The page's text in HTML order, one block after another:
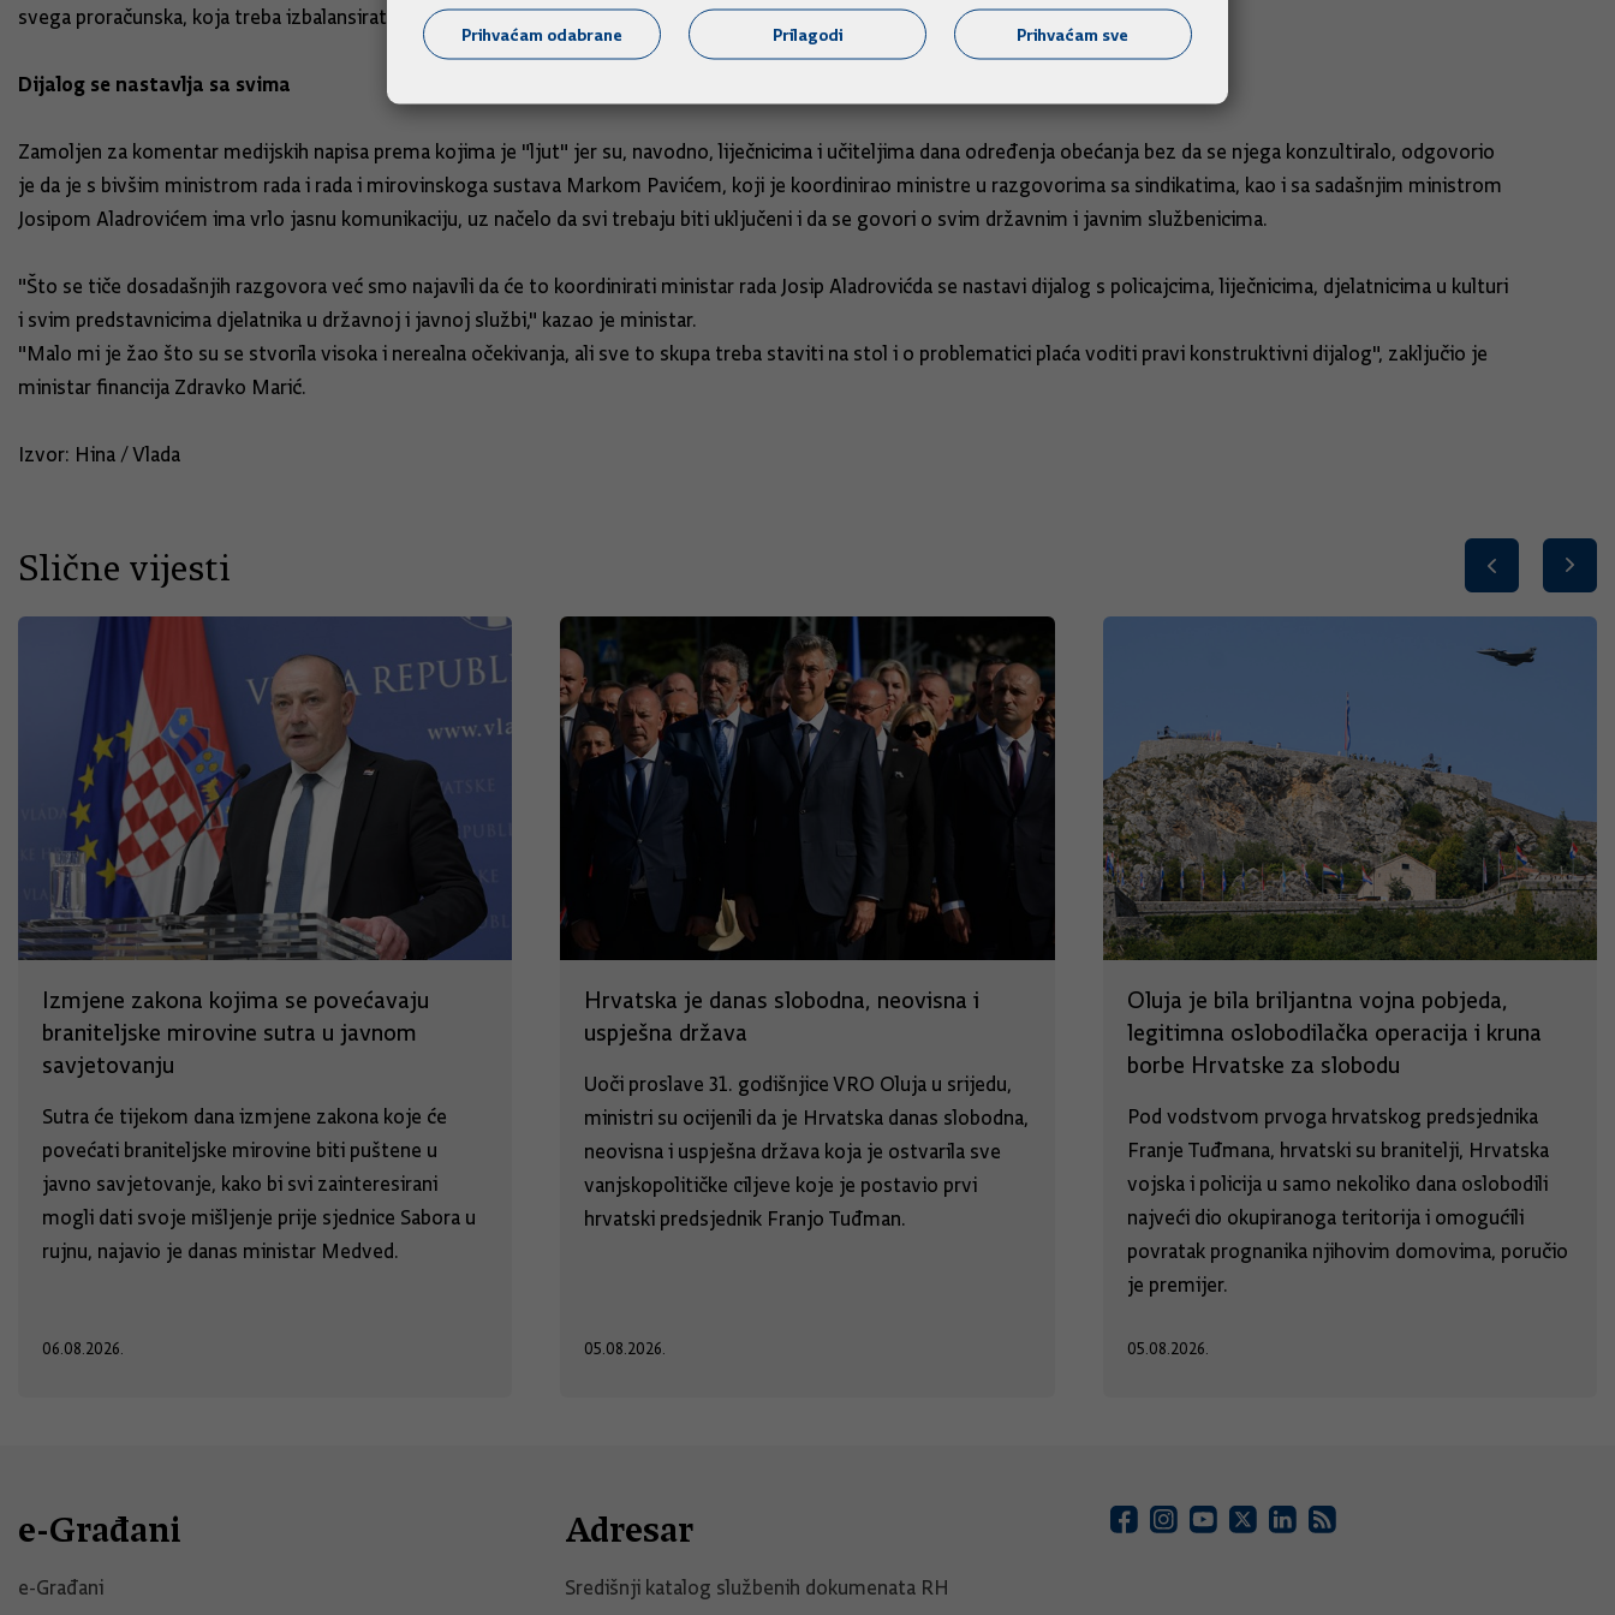
svega proračunska, koja treba izbalansirati da biste imali najbolji rezultat", rekao je Marić.
Dijalog se nastavlja sa svima
Zamoljen za komentar medijskih napisa prema kojima je "ljut" jer su, navodno, liječnicima i učiteljima dana određenja obećanja bez da se njega konzultiralo, odgovorio
je da je s bivšim ministrom rada i rada i mirovinskoga sustava Markom Pavićem, koji je koordinirao ministre u razgovorima sa sindikatima, kao i sa sadašnjim ministrom
Josipom Aladrovićem ima vrlo jasnu komunikaciju, uz načelo da svi trebaju biti uključeni i da se govori o svim državnim i javnim službenicima.
"Što se tiče dosadašnjih razgovora već smo najavili da će to koordinirati ministar rada Josip Aladrovićda se nastavi dijalog s policajcima, liječnicima, djelatnicima u kulturi
i svim predstavnicima djelatnika u državnoj i javnoj službi," kazao je ministar.
"Malo mi je žao što su se stvorila visoka i nerealna očekivanja, ali sve to skupa treba staviti na stol i o problematici plaća voditi pravi konstruktivni dijalog", zaključio je
ministar financija Zdravko Marić.
Izvor: Hina / Vlada
Slične vijesti
Izmjene zakona kojima se povećavaju
braniteljske mirovine sutra u javnom
savjetovanju
Sutra će tijekom dana izmjene zakona koje će
povećati braniteljske mirovine biti puštene u
javno savjetovanje, kako bi svi zainteresirani
mogli dati svoje mišljenje prije sjednice Sabora u
rujnu, najavio je danas ministar Medved.
06.08.2026.
Hrvatska je danas slobodna, neovisna i
uspješna država
Uoči proslave 31. godišnjice VRO Oluja u srijedu,
ministri su ocijenili da je Hrvatska danas slobodna,
neovisna i uspješna država koja je ostvarila sve
vanjskopolitičke ciljeve koje je postavio prvi
hrvatski predsjednik Franjo Tuđman.
05.08.2026.
Oluja je bila briljantna vojna pobjeda,
legitimna oslobodilačka operacija i kruna
borbe Hrvatske za slobodu
Pod vodstvom prvoga hrvatskog predsjednika
Franje Tuđmana, hrvatski su branitelji, Hrvatska
vojska i policija u samo nekoliko dana oslobodili
najveći dio okupiranoga teritorija i omogućili
povratak prognanika njihovim domovima, poručio
je premijer.
05.08.2026.
e-Građani
e-Građani
Adresar
Središnji katalog službenih dokumenata RH
Prihvaćam odabrane Prilagodi Prihvaćam sve